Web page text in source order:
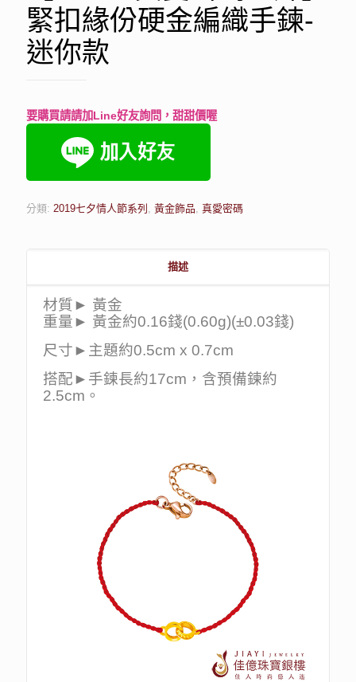
緊扣緣份硬金編織手鍊-
迷你款
要購買請請加Line好友詢問，甜甜價喔
分類: 2019七夕情人節系列 , 黃金飾品, 真愛密碼
描述
材質► 黃金
重量► 黃金約0.16錢(0.60g)(±0.03錢)
尺寸►主題約0.5cm x 0.7cm
搭配►手鍊長約17cm，含預備鍊約
2.5cm。